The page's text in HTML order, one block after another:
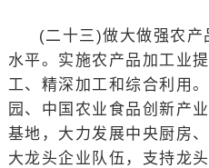
(二十三)做大做强农产
水平。实施农产品加工业
工、精深加工和综合利用
园、中国农业食品创新产
基地，大力发展中央厨房
大龙头企业队伍，支持龙